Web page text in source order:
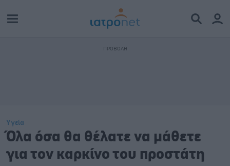
Υγεία
Όλα όσα θα θέλατε να μάθετε
για τον καρκίνο του προστάτη